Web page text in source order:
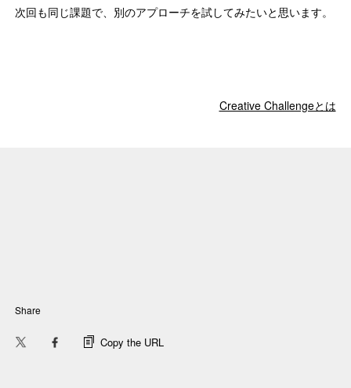
次回も同じ課題で、別のアプローチを試してみたいと思います。
Creative Challengeとは
Share
Copy the URL